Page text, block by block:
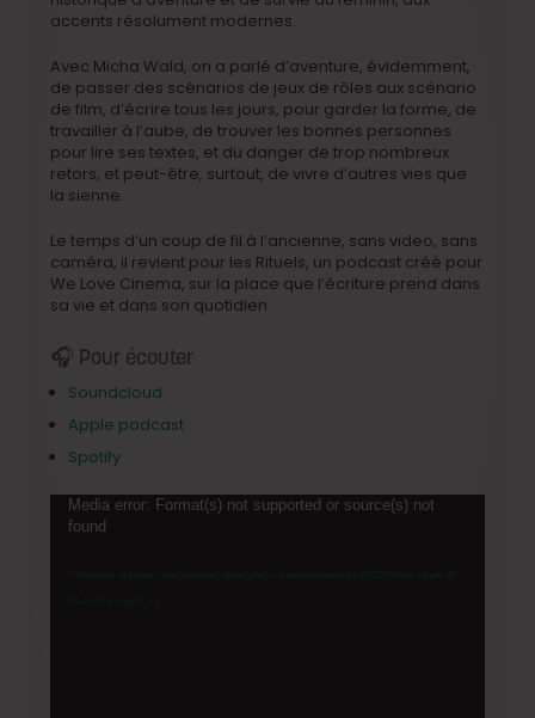
accents résolument modernes.
Avec Micha Wald, on a parlé d’aventure, évidemment,
de passer des scénarios de jeux de rôles aux scénario
de film, d’écrire tous les jours, pour garder la forme, de
travailler à l’aube, de trouver les bonnes personnes
pour lire ses textes, et du danger de trop nombreux
retors, et peut-être, surtout, de vivre d’autres vies que
la sienne.
Le temps d’un coup de fil à l’ancienne, sans video, sans
caméra, il revient pour les Rituels, un podcast créé pour
We Love Cinema, sur la place que l’écriture prend dans
sa vie et dans son quotidien.
🎧 Pour écouter
Soundcloud
Apple podcast
Spotify
Lecteur
vidéo
Media error: Format(s) not supported or source(s) not
found